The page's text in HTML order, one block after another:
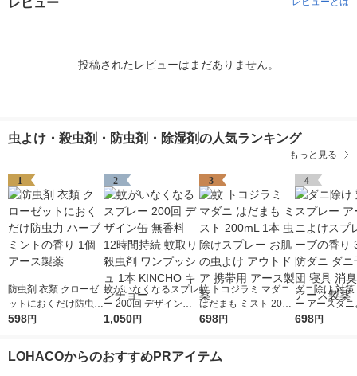
投稿されたレビューはまだありません。
虫よけ・殺虫剤・防虫剤・除湿剤の人気ランキング
もっと見る
1
防虫剤 衣類 クローゼ
ットにおくだけ防虫力
ハーブミントの香り 1
598円
2
蚊がいなくなるスプレ
ー 200回 デザイン缶
無香料 12時間持続 蚊
ンチョー
1,050円
3
蚊 トコジラミ マダニ
はだまも ミスト 200
mL 1本 虫除けスプレ
製薬
698円
4
ダニ除け 対
ー アースダ
プレー ハーブ
698円
LOHACOからのおすすめPRアイテム